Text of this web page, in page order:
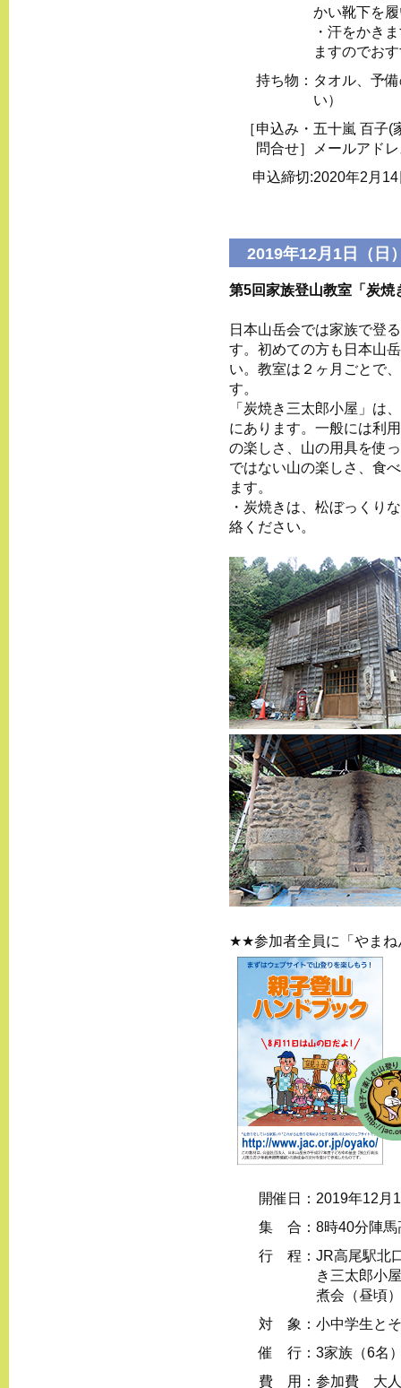
かい靴下を
・汗をかき
ますのでお
持ち物： タオル、予
い）
［申込み・
問合せ］
五⼗嵐 百⼦(
メールアド
申込締切:2020年2月
2019年12月1日（日
第5回家族登山教室「炭焼
日本山岳会では家族で登
す。初めての方も日本山
い。教室は２ヶ月ごとで
す。
「炭焼き三太郎小屋」は
にあります。一般には利
の楽しさ、山の用具を使
ではない山の楽しさ、食
ます。
・炭焼きは、松ぼっくり
絡ください。
★★参加者全員に「やま
開催日： 2019年12月
集 合： 8時40分陣
行 程： JR高尾駅北
き三太郎小
煮会（昼頃）
対 象： 小中学生と
催 行： 3家族（6名
費 用： 参加費 大人